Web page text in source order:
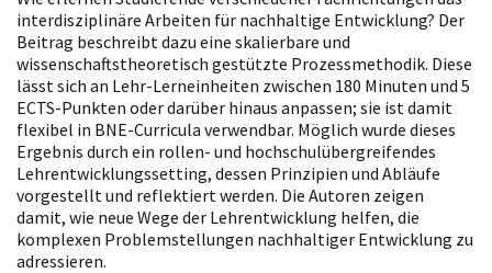
interdisziplinäre Arbeiten für nachhaltige Entwicklung? Der
Beitrag beschreibt dazu eine skalierbare und
wissenschaftstheoretisch gestützte Prozessmethodik. Diese
lässt sich an Lehr-Lerneinheiten zwischen 180 Minuten und 5
ECTS-Punkten oder darüber hinaus anpassen; sie ist damit
flexibel in BNE-Curricula verwendbar. Möglich wurde dieses
Ergebnis durch ein rollen- und hochschulübergreifendes
Lehrentwicklungssetting, dessen Prinzipien und Abläufe
vorgestellt und reflektiert werden. Die Autoren zeigen
damit, wie neue Wege der Lehrentwicklung helfen, die
komplexen Problemstellungen nachhaltiger Entwicklung zu
adressieren.